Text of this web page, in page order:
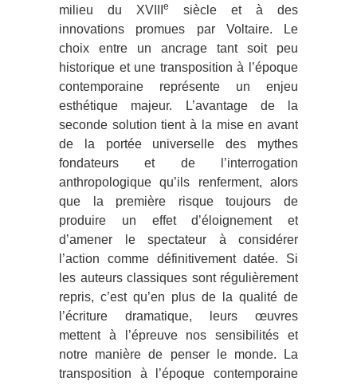
milieu du XVIII
e
siècle et à des
innovations promues par Voltaire. Le
choix entre un ancrage tant soit peu
historique et une transposition à l’époque
contemporaine représente un enjeu
esthétique majeur. L’avantage de la
seconde solution tient à la mise en avant
de la portée universelle des mythes
fondateurs et de l’interrogation
anthropologique qu’ils renferment, alors
que la première risque toujours de
produire un effet d’éloignement et
d’amener le spectateur à considérer
l’action comme définitivement datée. Si
les auteurs classiques sont régulièrement
repris, c’est qu’en plus de la qualité de
l’écriture dramatique, leurs œuvres
mettent à l’épreuve nos sensibilités et
notre manière de penser le monde. La
transposition à l’époque contemporaine